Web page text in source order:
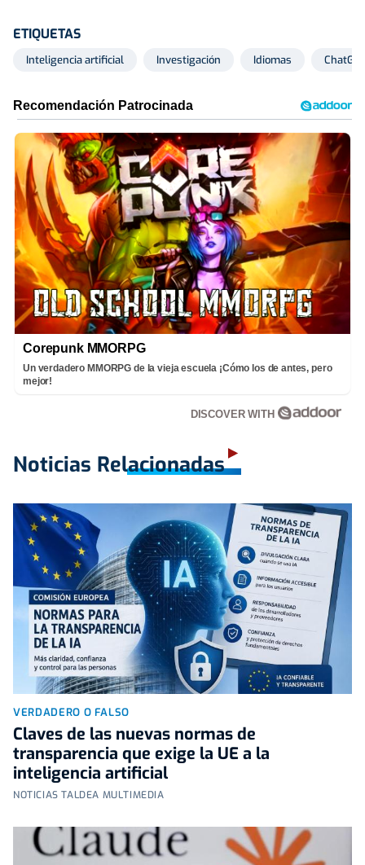
ETIQUETAS
Inteligencia artificial Investigación Idiomas
Corepunk MMORPG
Un verdadero MMORPG de la vieja escuela ¡Cómo los de antes, pero
mejor!
DISCOVER WITH
Noticias Relacionadas
VERDADERO O FALSO
Claves de las nuevas normas de
transparencia que exige la UE a la
inteligencia artificial
NOTICIAS TALDEA MULTIMEDIA